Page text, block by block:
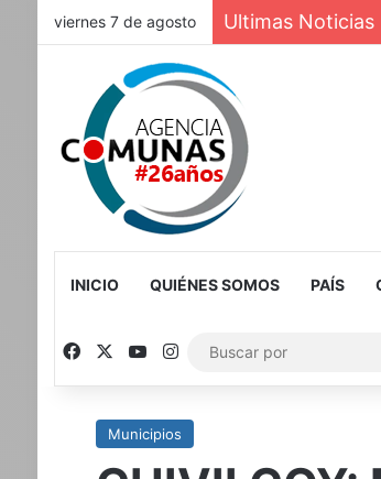
viernes 7 de agosto Ultimas Noticias
INICIO QUIÉNES SOMOS PAÍS
FacebookYouTube
Instagram
Municipios